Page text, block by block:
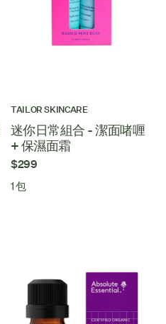
TAILOR SKINCARE
迷你日常組合 - 潔面啫喱
+ 保濕面霜
$299
1 包